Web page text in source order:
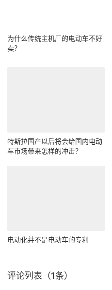
为什么传统主机厂的电动车不好
卖？
特斯拉国产以后将会给国内电动
车市场带来怎样的冲击？
电动化并不是电动车的专利
评论列表（1条）